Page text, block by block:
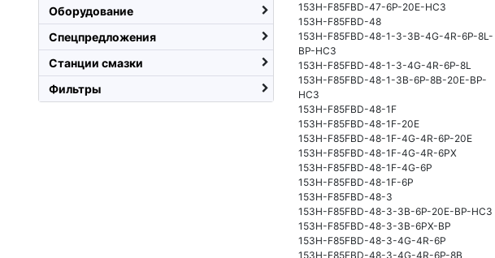
153H-F85FBD-47-6P-20E-HC3
153H-F85FBD-48
153H-F85FBD-48-1-3-3B-4G-4R-6P-8L-
BP-HC3
153H-F85FBD-48-1-3-4G-4R-6P-8L
153H-F85FBD-48-1-3B-6P-8B-20E-BP-
HC3
153H-F85FBD-48-1F
153H-F85FBD-48-1F-20E
153H-F85FBD-48-1F-4G-4R-6P-20E
153H-F85FBD-48-1F-4G-4R-6PX
153H-F85FBD-48-1F-4G-6P
153H-F85FBD-48-1F-6P
153H-F85FBD-48-3
153H-F85FBD-48-3-3B-6P-20E-BP-HC3
153H-F85FBD-48-3-3B-6PX-BP
153H-F85FBD-48-3-4G-4R-6P
153H-F85FBD-48-3-4G-4R-6P-8B
Оборудование
Спецпредложения
Станции смазки
Фильтры